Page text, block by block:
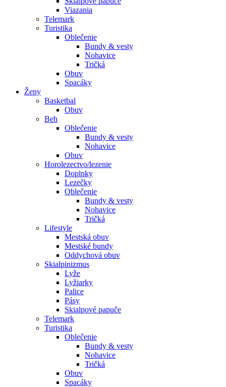
Viazania
Telemark
Turistika
Oblečenie
Bundy & vesty
Nohavice
Tričká
Obuv
Spacáky
Ženy
Basketbal
Obuv
Beh
Oblečenie
Bundy & vesty
Nohavice
Obuv
Horolezectvo/lezenie
Doplnky
Lezečky
Oblečenie
Bundy & vesty
Nohavice
Tričká
Lifestyle
Mestská obuv
Mestské bundy
Oddychová obuv
Skialpinizmus
Lyže
Lyžiarky
Palice
Pásy
Skialpové papuče
Telemark
Turistika
Oblečenie
Bundy & vesty
Nohavice
Tričká
Obuv
Spacáky